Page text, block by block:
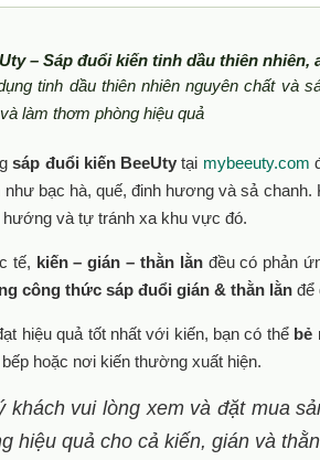
– Sáp đuổi kiến tinh dầu thiên nhiên,
tinh dầu thiên nhiên nguyên chất và
làm thơm phòng hiệu quả
sáp đuổi kiến BeeUty tại mybeeuty.com
như bạc hà, quế, đinh hương và sả
hướng và tự tránh xa khu vực đó.
tế, kiến – gián – thằn lằnđều có phản
công thức sáp đuổi gián & thằn lằn để
hiệu quả tốt nhất với kiến, bạn có thể bẻ
hoặc nơi kiến thường xuất hiện.
khách vui lòng xem và đặt mua
hiệu quả cho cả kiến, gián và